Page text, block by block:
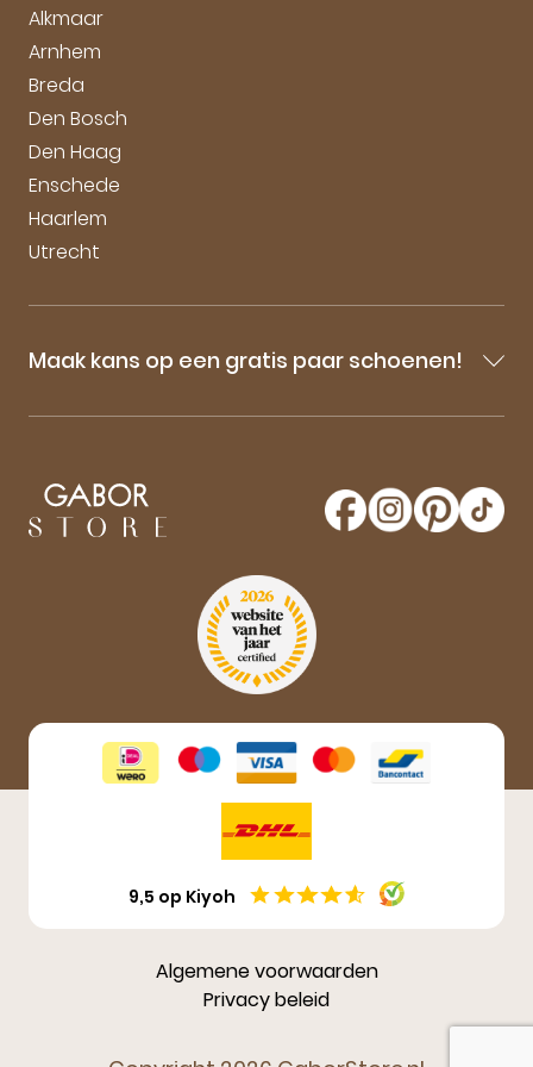
Alkmaar
Arnhem
Breda
Den Bosch
Den Haag
Enschede
Haarlem
Utrecht
Vacatures
Maak kans op een gratis paar schoenen!
Blijf op de hoogte van onze sale-aankondigingen,
maak kans op een gratis paar Gabor schoenen!
Aanmelden
9,5 op Kiyoh
Algemene voorwaarden
Privacy beleid